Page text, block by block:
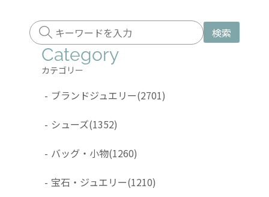
検索
Category
カテゴリー
- ブランドジュエリー(2701)
- シューズ(1352)
- バッグ・小物(1260)
- 宝石・ジュエリー(1210)